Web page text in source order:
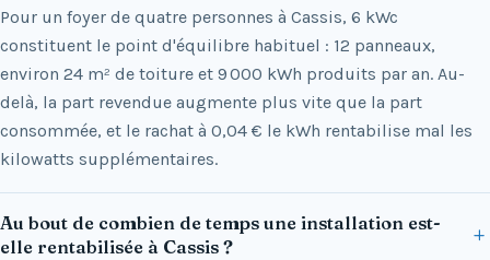
Pour un foyer de quatre personnes à Cassis, 6 kWc
constituent le point d'équilibre habituel : 12 panneaux,
environ 24 m² de toiture et 9 000 kWh produits par an. Au-
delà, la part revendue augmente plus vite que la part
consommée, et le rachat à 0,04 € le kWh rentabilise mal les
kilowatts supplémentaires.
Au bout de combien de temps une installation est-
elle rentabilisée à Cassis ?